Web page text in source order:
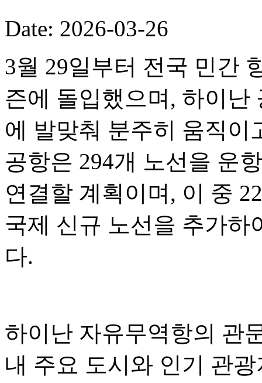
Date: 2026-03-26
3월 29일부터 전국 민간
즌에 돌입했으며, 하이난
에 발맞춰 분주히 움직이
공항은 294개 노선을 운
연결할 계획이며, 이 중
국제 신규 노선을 추가하
다.
하이난 자유무역항의 관
내 주요 도시와 인기 관